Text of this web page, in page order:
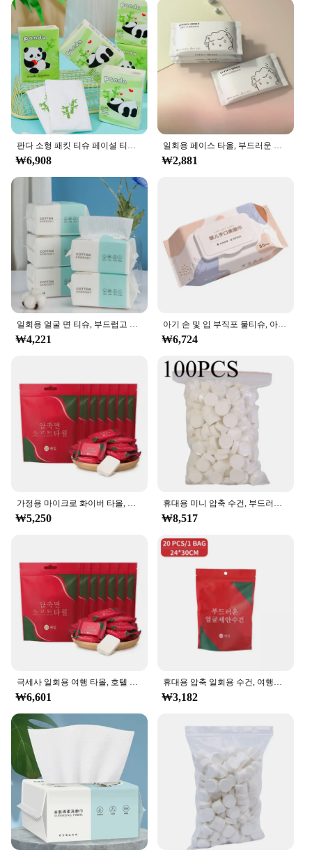
treatments and personal use
Performance and Property: Absorbent, gentle on
skin
Size and Weight: Lightweight and easy to handle
Features:
**Versatile and Professional Use**
The 물티슈 100매 set is a must-have for beauty
professionals and enthusiasts alike. With 100 pieces
in each set, you'll have ample supplies for a variety
of facial treatments, ensuring your clients receive
the best care. The non-woven fabric material is
gentle on the skin, making it suitable for sensitive
skin types. The versatile design and style allow for a
comfortable fit for a range of facial shapes and
sizes, ensuring your clients' comfort during
treatments.
**Efficient and Hygienic**
These facial tissues are not only designed for
comfort but also for efficiency. The high
absorbency of the tissues ensures that any excess
moisture or product is quickly absorbed, keeping
your clients' skin dry and comfortable. The
lightweight and easy-to-handle nature of the tissues
make them convenient for use during beauty
treatments, minimizing the time spent on product
changes and ensuring a smooth workflow. The 물티
슈 100매 set is an essential addition to any beauty
professional's toolkit, providing a hygienic and
efficient solution for facial care.
**Economical and Convenient**
As a wholesale set, the 물티슈 100매 offers an
economical solution for beauty vendors and
suppliers. The large quantity ensures that you have
ample stock to meet the demands of your clients,
transport and store. The tissues are perfect for a
variety of facial treatments, from deep cleansing to
gentle exfoliation, making them a versatile addition
to any salon or spa. Whether you're a beauty
professional or a vendor looking to stock up, the 물
티슈 100매 set is an excellent choice for quality
and value.
판다 소형 패킷 티슈 페이셜 티슈, 휴대용 인쇄 티슈 페이퍼, 3 층 버진 우드 펄프, 9 팩, 1 매
₩6,908
일회용 페이스 타올, 부드러운 개별 포켓 페이퍼 티슈, 페이셜 클렌징, 습식, 건식, 메이크업 와이프, 티슈 손수건, 20 개/백
₩2,881
일회용 얼굴 면 티슈, 부드럽고 건조한 물티슈, 얼굴 천 수건, 피부 클렌징
₩4,221
아기 손 및 입 부직포 물티슈, 아기 스킨 케어, 가정용 세안, 세안 및 관리
₩6,724
₩5,250 ₩8,517
₩6,601 ₩3,182